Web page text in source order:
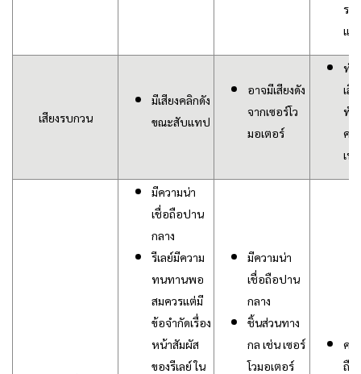
รว
แม่
เสียงรบกวน
มีเสียงคลิกดัง
ขณะสับแทป
อาจมีเสียงดัง
จากเซอร์โว
มอเตอร์
ทำ
เสี
พัด
คว
เท่
มีความน่า
เชื่อถือปาน
กลาง
รีเลย์มีความ
ทนทานพอ
สมควรแต่มี
ข้อจำกัดเรื่อง
หน้าสัมผัส
ของรีเลย์ ใน
มีความน่า
เชื่อถือปาน
กลาง
ชิ้นส่วนทาง
กล เช่น เซอร์
โวมอเตอร์
คว
ถือ